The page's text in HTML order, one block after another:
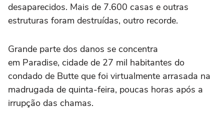
desaparecidos. Mais de 7.600 casas e outras
estruturas foram destruídas, outro recorde.
Grande parte dos danos se concentra
em Paradise, cidade de 27 mil habitantes do
condado de Butte que foi virtualmente arrasada na
madrugada de quinta-feira, poucas horas após a
irrupção das chamas.